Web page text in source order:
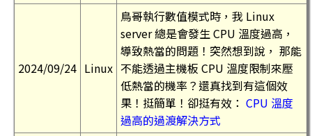
2024/09/24 Linux
鳥哥執行數值模式時，我 Linux
server 總是會發生 CPU 溫度過高，
導致熱當的問題！突然想到說， 那能
不能透過主機板 CPU 溫度限制來壓
低熱當的機率？還真找到有這個效
果！挺簡單！卻挺有效： CPU 溫度
過高的過渡解決方式